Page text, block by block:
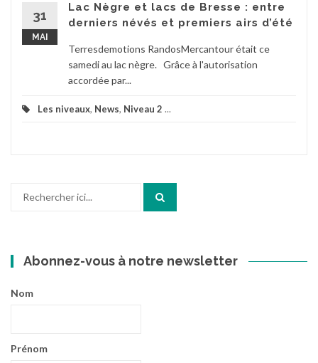
31
MAI
Lac Nègre et lacs de Bresse : entre
derniers névés et premiers airs d’été
Terresdemotions RandosMercantour était ce
samedi au lac nègre. Grâce à l'autorisation
accordée par...
Les niveaux, News, Niveau 2 ...
Abonnez-vous à notre newsletter
Nom
Prénom